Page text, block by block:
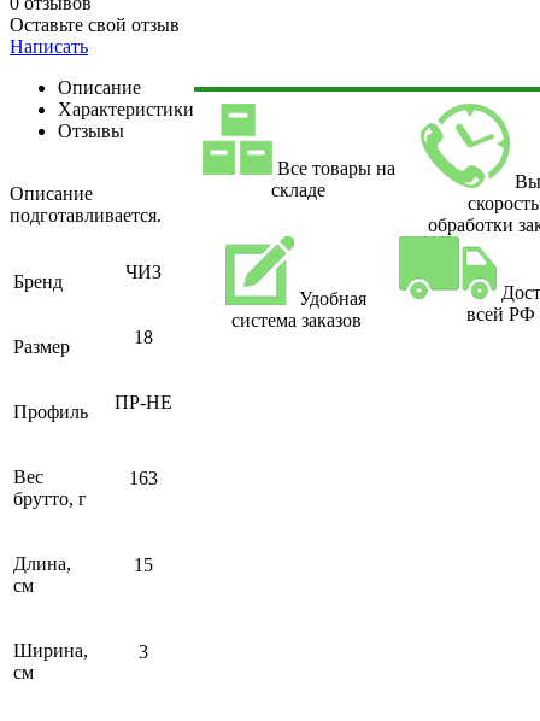
Оставьте свой отзыв
Написать
Описание
Характеристики
Отзывы
Описание
подготавливается.
Бренд ЧИЗ
Размер 18
Профиль ПР-НЕ
Вес
брутто, г
163
Длина,
см
15
Ширина,
см
3
Все товары на
складе
скорость
обработки
Удобная
система заказов
всей РФ